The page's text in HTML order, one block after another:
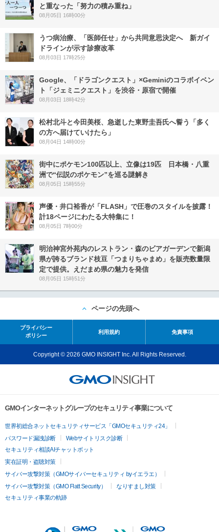
と重なった「努力の積み重ね」
08月05日 16時00分
うつ病治療、「医師任せ」から共同意思決定へ 新ガイ
ドラインが示す診療改革
08月03日 17時25分
Google、「ドラゴンクエスト」×Geminiのコラボイベン
ト「ジェミニクエスト」を渋谷・原宿で開催
08月03日 18時42分
松村北斗と今田美桜、急逝した東野圭吾氏へ誓う「多く
の方へ届けていけたら」
08月04日 14時00分
街中にポケモン100匹以上、立像は19匹 日本橋・八重
洲で“伝説のポケモン”を巡る謎解き
08月05日 15時55分
声優・井口裕香が「FLASH」で圧巻のスタイルを披露！
計18ページにわたる大特集に！
08月05日 7時00分
明治神宮外苑内のレストラン・森のビアガーデンで新潟
県が誇るブランド枝豆「つまりちゃまめ」を販売数量限
定で提供。えだまめ県の魅力を発信
08月05日 15時51分
ページの先頭へ
プライバシー
ポリシー
利用規約 免責事項
Copyright © 2026 GMO INSIGHT Inc. All Rights Reserved.
GMOインターネットグループのセキュリティ事業について
世界初総合ネットセキュリティサービス「GMOセキュリティ24」
パスワード漏洩診断
Webサイトリスク診断
セキュリティ相談AIチャットボット
実在証明・盗聴対策
サイバー攻撃対策（GMOサイバーセキュリティ byイエラエ）
サイバー攻撃対策（GMO Flatt Security）
なりすまし対策
セキュリティ事業の軌跡